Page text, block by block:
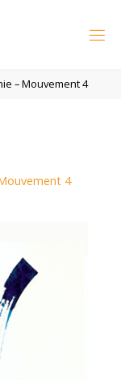
– Mouvement 4
4